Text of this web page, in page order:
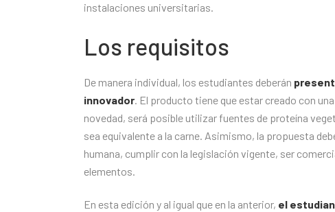
instalaciones universitarias.
Los requisitos
De manera individual, los estudiantes deberán
innovador. El producto tiene que estar creado con una
novedad, será posible utilizar fuentes de proteína
sea equivalente a la carne. Asimismo, la propuesta
humana, cumplir con la legislación vigente, ser
elementos.
En esta edición y al igual que en la anterior, el